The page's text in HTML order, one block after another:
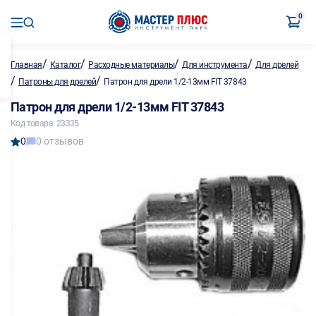
0
Главная/ Каталог/ Расходные материалы/Для инструмента/ Для дрелей
/ Патроны для дрелей/ Патрон для дрели 1/2-13мм FIT 37843
Патрон для дрели 1/2-13мм FIT 37843
Код товара: 23335
0 0 отзывов